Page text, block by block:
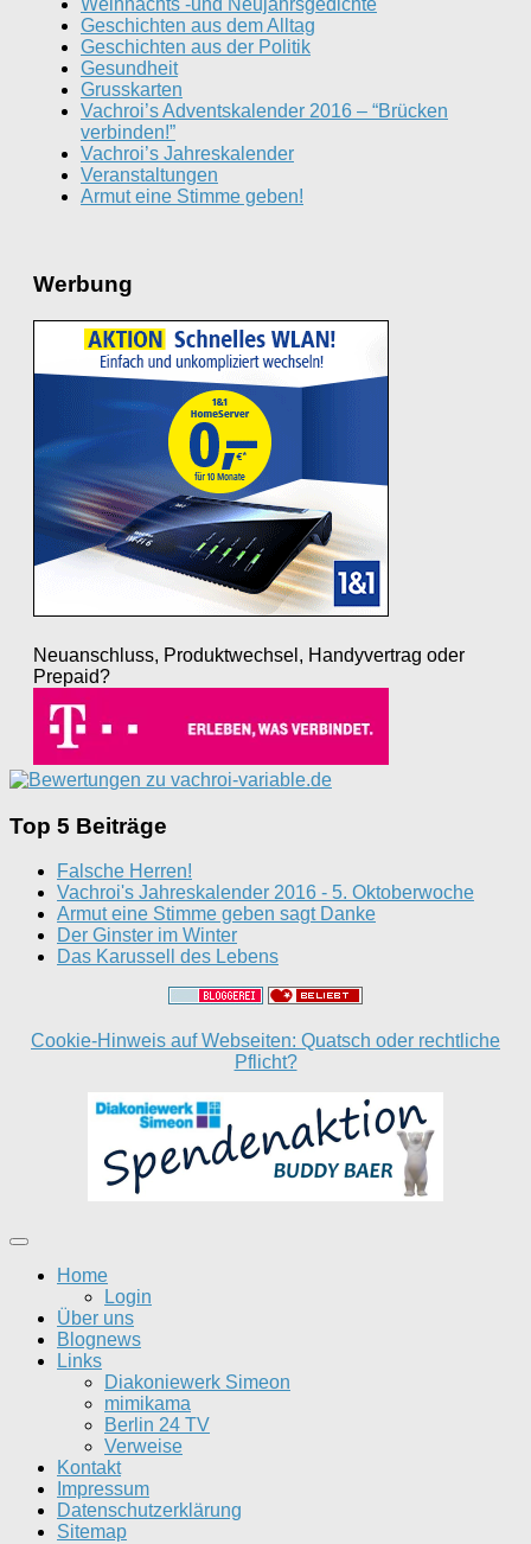
Geschichten aus dem Alltag
Geschichten aus der Politik
Gesundheit
Grusskarten
Vachroi’s Adventskalender 2016 – “Brücken
verbinden!”
Vachroi’s Jahreskalender
Veranstaltungen
Armut eine Stimme geben!
Werbung
Neuanschluss, Produktwechsel, Handyvertrag oder
Prepaid?
Top 5 Beiträge
Falsche Herren!
Vachroi's Jahreskalender 2016 - 5. Oktoberwoche
Armut eine Stimme geben sagt Danke
Der Ginster im Winter
Das Karussell des Lebens
Cookie-Hinweis auf Webseiten: Quatsch oder rechtliche
Pflicht?
Home
Login
Über uns
Blognews
Links
Diakoniewerk Simeon
mimikama
Berlin 24 TV
Verweise
Kontakt
Impressum
Datenschutzerklärung
Sitemap